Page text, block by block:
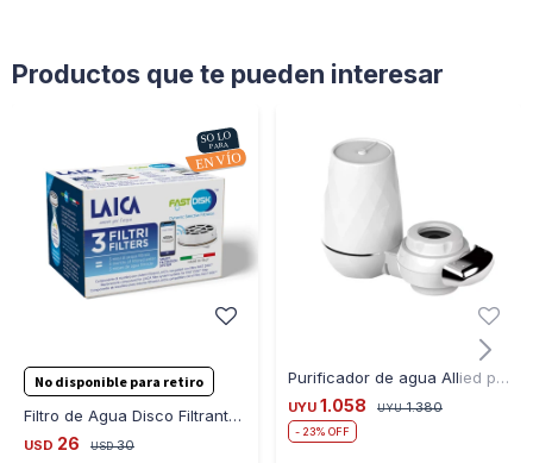
Productos que te pueden interesar
No disponible para retiro
Filtro de Agua Disco Filtrante Laica Fast Disk 30 Días
USD 26 USD 30
Purificador de agua Allied para canilla filtro cerámica
UYU 1.058 UYU 1.380
23